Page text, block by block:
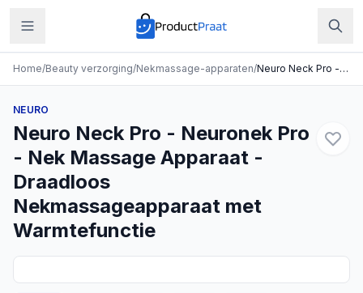
Home/Beauty verzorging/Nekmassage-apparaten/ Neuro Neck Pro - Neuronek Pro - Nek Massage Apparaat - Draadloos Nekmassageapparaat met Warmtefunctie
NEURO
Neuro Neck Pro - Neuronek Pro
- Nek Massage Apparaat -
Draadloos
Nekmassageapparaat met
Warmtefunctie